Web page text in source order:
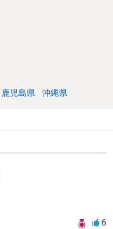
鹿児島県 沖縄県
6